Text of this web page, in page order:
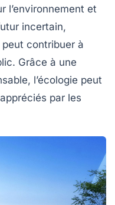
l’environnement et
incertain,
peut contribuer à
Grâce à une
l’écologie peut
par les